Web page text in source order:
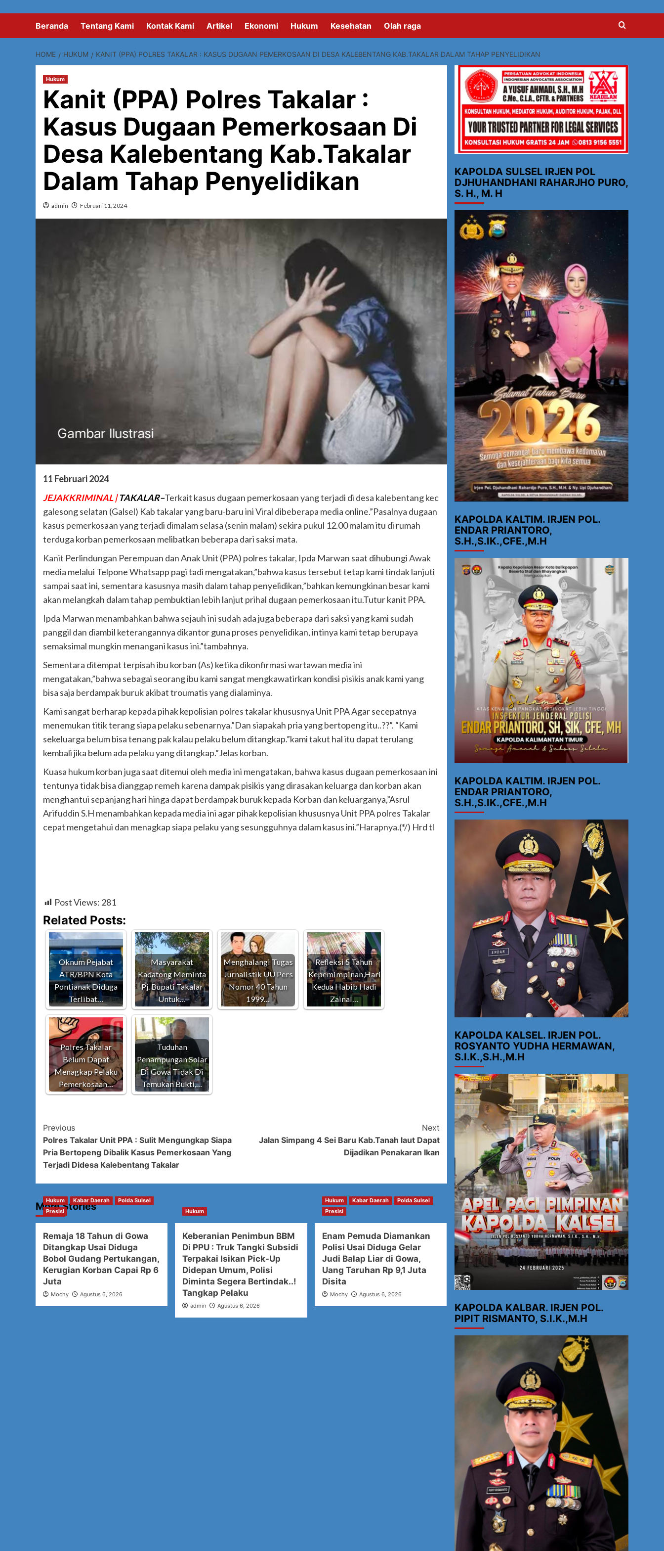
Beranda Tentang Kami Kontak Kami Artikel Ekonomi Hukum Kesehatan Olah raga
HOME HUKUM KANIT (PPA) POLRES TAKALAR : KASUS DUGAAN PEMERKOSAAN DI DESA KALEBENTANG KAB.TAKALAR DALAM TAHAP PENYELIDIKAN
Hukum
Kanit (PPA) Polres Takalar :
Kasus Dugaan Pemerkosaan Di
Desa Kalebentang Kab.Takalar
Dalam Tahap Penyelidikan
admin Februari 11, 2024
11 Februari 2024
JEJAKKRIMINAL |TAKALAR–Terkait kasus dugaan pemerkosaan yang terjadi di desa kalebentang kec
galesong selatan (Galsel) Kab takalar yang baru-baru ini Viral dibeberapa media online.”Pasalnya dugaan
kasus pemerkosaan yang terjadi dimalam selasa (senin malam) sekira pukul 12.00 malam itu di rumah
terduga korban pemerkosaan melibatkan beberapa dari saksi mata.
Kanit Perlindungan Perempuan dan Anak Unit (PPA) polres takalar, Ipda Marwan saat dihubungi Awak
media melalui Telpone Whatsapp pagi tadi mengatakan,”bahwa kasus tersebut tetap kami tindak lanjuti
sampai saat ini, sementara kasusnya masih dalam tahap penyelidikan,”bahkan kemungkinan besar kami
akan melangkah dalam tahap pembuktian lebih lanjut prihal dugaan pemerkosaan itu.Tutur kanit PPA.
Ipda Marwan menambahkan bahwa sejauh ini sudah ada juga beberapa dari saksi yang kami sudah
panggil dan diambil keterangannya dikantor guna proses penyelidikan, intinya kami tetap berupaya
semaksimal mungkin menangani kasus ini.”tambahnya.
Sementara ditempat terpisah ibu korban (As) ketika dikonfirmasi wartawan media ini
mengatakan,”bahwa sebagai seorang ibu kami sangat mengkawatirkan kondisi pisikis anak kami yang
bisa saja berdampak buruk akibat troumatis yang dialaminya.
Kami sangat berharap kepada pihak kepolisian polres takalar khususnya Unit PPA Agar secepatnya
menemukan titik terang siapa pelaku sebenarnya.”Dan siapakah pria yang bertopeng itu..??”. “Kami
sekeluarga belum bisa tenang pak kalau pelaku belum ditangkap.”kami takut hal itu dapat terulang
kembali jika belum ada pelaku yang ditangkap.”Jelas korban.
Kuasa hukum korban juga saat ditemui oleh media ini mengatakan, bahwa kasus dugaan pemerkosaan ini
tentunya tidak bisa dianggap remeh karena dampak pisikis yang dirasakan keluarga dan korban akan
menghantui sepanjang hari hinga dapat berdampak buruk kepada Korban dan keluarganya,”Asrul
Arifuddin S.H menambahkan kepada media ini agar pihak kepolisian khususnya Unit PPA polres Takalar
cepat mengetahui dan menagkap siapa pelaku yang sesungguhnya dalam kasus ini.”Harapnya.(*/) Hrd tl
Post Views: 281
Related Posts:
Oknum Pejabat
ATR/BPN Kota
Pontianak Diduga
Terlibat…
Masyarakat
Kadatong Meminta
Pj. Bupati Takalar
Untuk…
Menghalangi Tugas
Jurnalistik UU Pers
Nomor 40 Tahun
1999…
Refleksi 5 Tahun
Kepemimpinan,Hari
Kedua Habib Hadi
Zainal…
Polres Takalar
Belum Dapat
Menagkap Pelaku
Pemerkosaan…
Tuduhan
Penampungan Solar
Di Gowa Tidak Di
Temukan Bukti,…
Post
Navigation
Previous
Polres Takalar Unit PPA : Sulit Mengungkap Siapa
Pria Bertopeng Dibalik Kasus Pemerkosaan Yang
Terjadi Didesa Kalebentang Takalar
Next
Jalan Simpang 4 Sei Baru Kab.Tanah laut Dapat
Dijadikan Penakaran Ikan
More Stories
Hukum Kabar Daerah
Polda Sulsel
Presisi
Remaja 18 Tahun di Gowa
Ditangkap Usai Diduga
Bobol Gudang Pertukangan,
Kerugian Korban Capai Rp 6
Juta
Mochy Agustus 6, 2026
Hukum
Keberanian Penimbun BBM
Di PPU : Truk Tangki Subsidi
Terpakai Isikan Pick-Up
Didepan Umum, Polisi
Diminta Segera Bertindak..!
Tangkap Pelaku
admin Agustus 6, 2026
Hukum Kabar Daerah
Polda Sulsel
Presisi
Enam Pemuda Diamankan
Polisi Usai Diduga Gelar
Judi Balap Liar di Gowa,
Uang Taruhan Rp 9,1 Juta
Disita
Mochy Agustus 6, 2026
KAPOLDA SULSEL IRJEN POL
DJHUHANDHANI RAHARJHO PURO,
S. H., M. H
KAPOLDA KALTIM. IRJEN POL.
ENDAR PRIANTORO,
S.H.,S.IK.,CFE.,M.H
KAPOLDA KALTIM. IRJEN POL.
ENDAR PRIANTORO,
S.H.,S.IK.,CFE.,M.H
KAPOLDA KALSEL. IRJEN POL.
ROSYANTO YUDHA HERMAWAN,
S.I.K.,S.H.,M.H
KAPOLDA KALBAR. IRJEN POL.
PIPIT RISMANTO, S.I.K.,M.H